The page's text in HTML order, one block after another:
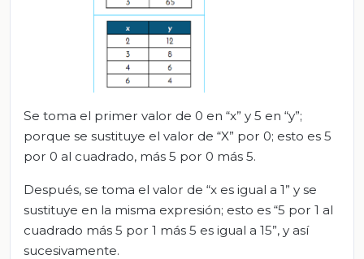
Se toma el primer valor de 0 en “x” y 5 en “y”;
porque se sustituye el valor de “X” por 0; esto es 5
por 0 al cuadrado, más 5 por 0 más 5.
Después, se toma el valor de “x es igual a 1” y se
sustituye en la misma expresión; esto es “5 por 1 al
cuadrado más 5 por 1 más 5 es igual a 15”, y así
sucesivamente.